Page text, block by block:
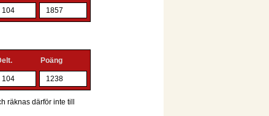
104 1857
Poäng
104 1238
räknas därför inte till